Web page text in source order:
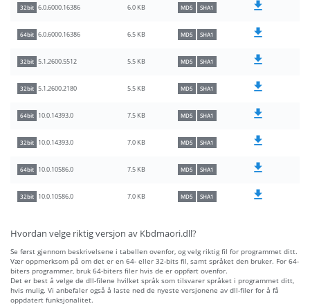
32bit 6.0.6000.16386 6.0 KB MD5 SHA1
64bit 6.0.6000.16386 6.5 KB MD5 SHA1
32bit 5.1.2600.5512 5.5 KB MD5 SHA1
32bit 5.1.2600.2180 5.5 KB MD5 SHA1
64bit 10.0.14393.0 7.5 KB MD5 SHA1
32bit 10.0.14393.0 7.0 KB MD5 SHA1
64bit 10.0.10586.0 7.5 KB MD5 SHA1
32bit 10.0.10586.0 7.0 KB MD5 SHA1
Hvordan velge riktig versjon av Kbdmaori.dll?
Se først gjennom beskrivelsene i tabellen ovenfor, og velg riktig fil for programmet ditt.
Vær oppmerksom på om det er en 64- eller 32-bits fil, samt språket den bruker. For 64-
biters programmer, bruk 64-biters filer hvis de er oppført ovenfor.
Det er best å velge de dll-filene hvilket språk som tilsvarer språket i programmet ditt,
hvis mulig. Vi anbefaler også å laste ned de nyeste versjonene av dll-filer for å få
oppdatert funksjonalitet.